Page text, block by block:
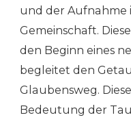
und der Aufnahme
Gemeinschaft.
den Beginn eines
begleitet den
Glaubensweg.
Bedeutung der